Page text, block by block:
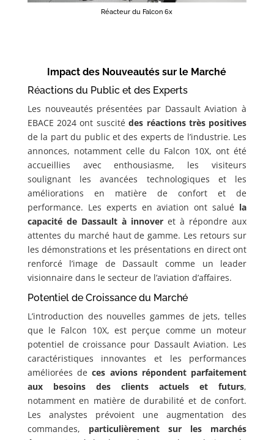
Réacteur du Falcon 6x
Impact des Nouveautés sur le Marché
Réactions du Public et des Experts
Les nouveautés présentées par Dassault Aviation à
EBACE 2024 ont suscitédes réactions très positives
de la part du public et des experts de l’industrie. Les
annonces, notamment celle du Falcon 10X, ont été
accueillies avec enthousiasme, les visiteurs
soulignant les avancées technologiques et les
améliorations en matière de confort et de
performance. Les experts en aviation ont salué la
capacité de Dassault à innover et à répondre aux
attentes du marché haut de gamme. Les retours sur
les démonstrations et les présentations en direct ont
renforcé l’image de Dassault comme un leader
visionnaire dans le secteur de l’aviation d’affaires.
Potentiel de Croissance du Marché
L’introduction des nouvelles gammes de jets, telles
que le Falcon 10X, est perçue comme un moteur
potentiel de croissance pour Dassault Aviation. Les
caractéristiques innovantes et les performances
améliorées deces avions répondent parfaitement
aux besoins des clients actuels et futurs,
notamment en matière de durabilité et de confort.
Les analystes prévoient une augmentation des
commandes, particulièrement sur les marchés